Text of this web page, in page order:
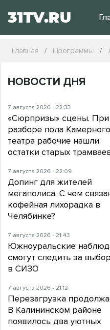
31TV.RU
Главная Программы
НОВОСТИ ДНЯ
7 августа 2026 - 22:33
«Сюрпризы» сцены. При
разборе пола Камерного
театра рабочие нашли
остатки старых
7 августа 2026 - 22:09
Допинг для жителей
мегаполиса. С чем
кофейная лихорадка в
Челябинке?
7 августа 2026 - 21:43
Южноуральские
смогут следить за
в СИЗО
7 августа 2026 - 21:12
Перезагрузка
В Калининском районе
появилось два уютных